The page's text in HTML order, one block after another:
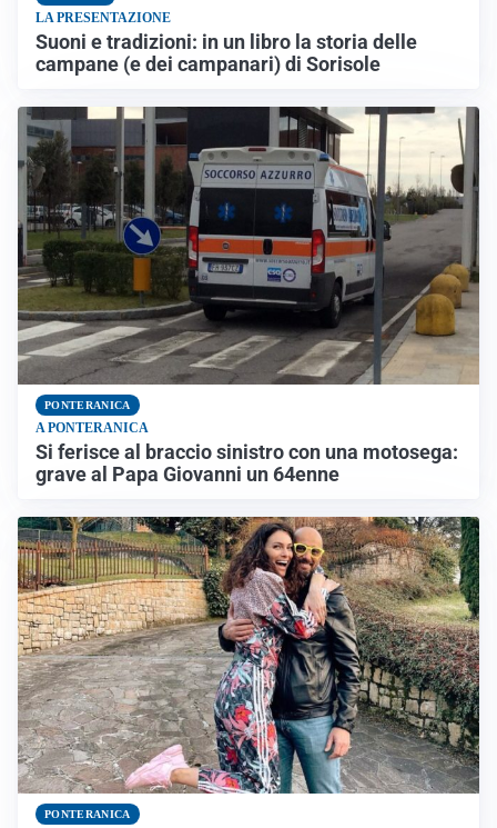
LA PRESENTAZIONE
Suoni e tradizioni: in un libro la storia delle
campane (e dei campanari) di Sorisole
PONTERANICA
A PONTERANICA
Si ferisce al braccio sinistro con una motosega:
grave al Papa Giovanni un 64enne
PONTERANICA